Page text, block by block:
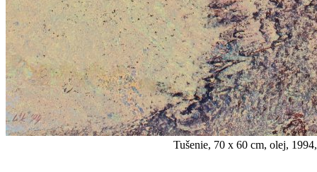
Tušenie, 70 x 60 cm, olej,